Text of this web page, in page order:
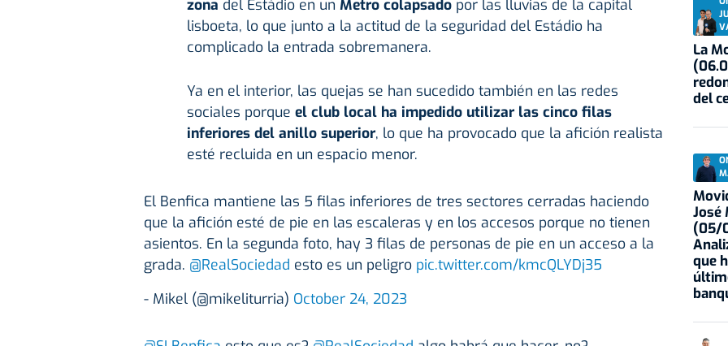
zona del Estádio en un Metro colapsadopor las lluvias de la capital
lisboeta, lo que junto a la actitud de la seguridad del Estádio ha
complicado la entrada sobremanera.
Ya en el interior, las quejas se han sucedido también en las redes
sociales porque el club local ha impedido utilizar las cinco filas
inferiores del anillo superior, lo que ha provocado que la afición realista
esté recluida en un espacio menor.
El Benfica mantiene las 5 filas inferiores de tres sectores cerradas haciendo
que la afición esté de pie en las escaleras y en los accesos porque no tienen
asientos. En la segunda foto, hay 3 filas de personas de pie en un acceso a la
grada. @RealSociedad esto es un peligro pic.twitter.com/kmcQLYDj35
- Mikel (@mikeliturria) October 24, 2023
La
del
José
(05/
que